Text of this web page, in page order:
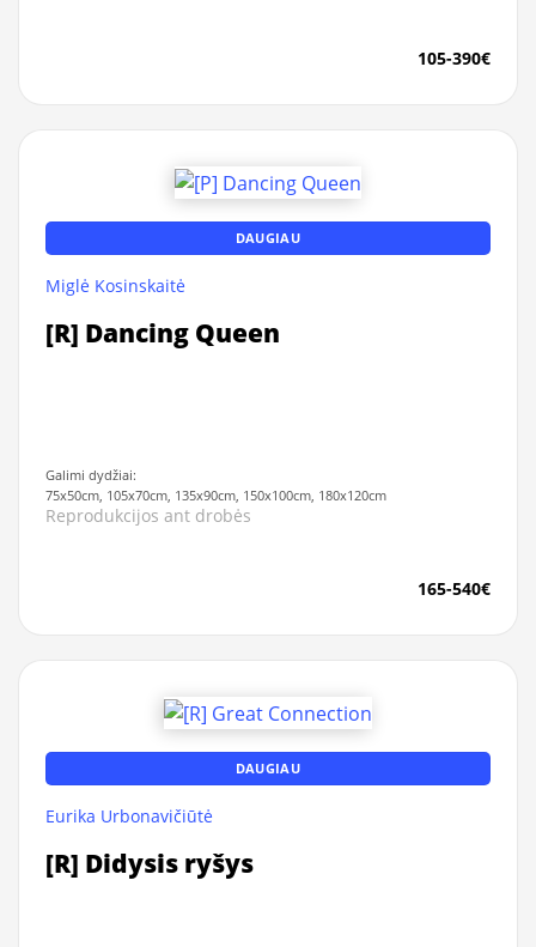
105-390€
DAUGIAU
Miglė Kosinskaitė
[R] Dancing Queen
Galimi dydžiai:
75x50cm, 105x70cm, 135x90cm, 150x100cm, 180x120cm
Reprodukcijos ant drobės
165-540€
DAUGIAU
Eurika Urbonavičiūtė
[R] Didysis ryšys